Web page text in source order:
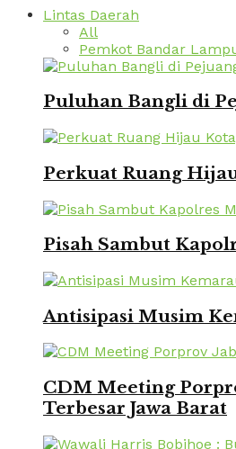
Lintas Daerah
All
Pemkot Bandar
Puluhan Bangli di
Perkuat Ruang
Pisah Sambut
Antisipasi Musim
CDM Meeting
Terbesar Jawa Barat